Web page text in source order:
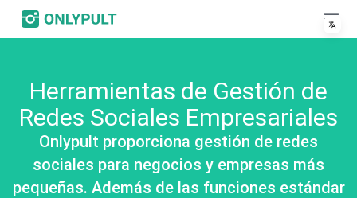
Herramientas de Gestión de
Redes Sociales Empresariales
Onlypult proporciona gestión de redes
sociales para negocios y empresas más
pequeñas. Además de las funciones estándar